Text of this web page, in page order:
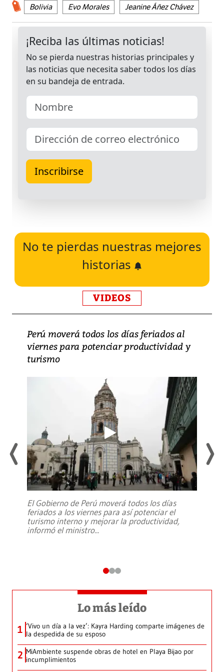
Bolivia Evo Morales Jeanine Áñez Chávez
No te pierdas nuestras mejores
historias
VIDEOS
Perú moverá todos los días feriados al
viernes para potenciar productividad y
turismo
El Gobierno de Perú moverá todos los días
feriados a los viernes para así potenciar el
turismo interno y mejorar la productividad,
informó el ministro...
Lo más leído
1 ‘Vivo un día a la vez’: Kayra Harding comparte imágenes de
la despedida de su esposo
2 MiAmbiente suspende obras de hotel en Playa Bijao por
incumplimientos